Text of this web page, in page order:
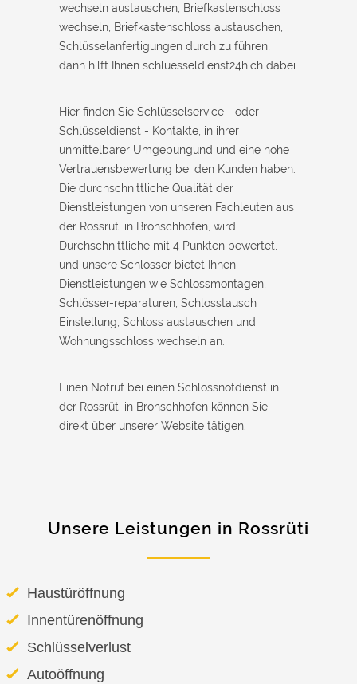
wechseln austauschen, Briefkastenschloss
wechseln, Briefkastenschloss austauschen,
Schlüsselanfertigungen durch zu führen,
dann hilft Ihnen schluesseldienst24h.ch dabei.
Hier finden Sie Schlüsselservice - oder
Schlüsseldienst - Kontakte, in ihrer
unmittelbarer Umgebungund und eine hohe
Vertrauensbewertung bei den Kunden haben.
Die durchschnittliche Qualität der
Dienstleistungen von unseren Fachleuten aus
der Rossrüti in Bronschhofen, wird
Durchschnittliche mit 4 Punkten bewertet,
und unsere Schlosser bietet Ihnen
Dienstleistungen wie Schlossmontagen,
Schlösser-reparaturen, Schlosstausch
Einstellung, Schloss austauschen und
Wohnungsschloss wechseln an.
Einen Notruf bei einen Schlossnotdienst in
der Rossrüti in Bronschhofen können Sie
direkt über unserer Website tätigen.
Unsere Leistungen in Rossrüti
Haustüröffnung
Innentürenöffnung
Schlüsselverlust
Autoöffnung